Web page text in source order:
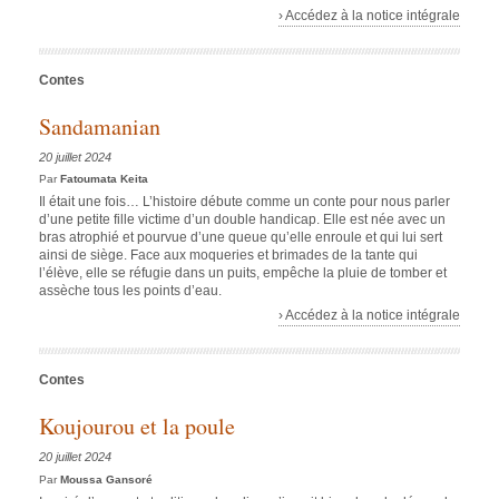
› Accédez à la notice intégrale
Contes
Sandamanian
20 juillet 2024
ParFatoumata Keita
Il était une fois… L’histoire débute comme un conte pour nous parler
d’une petite fille victime d’un double handicap. Elle est née avec un
bras atrophié et pourvue d’une queue qu’elle enroule et qui lui sert
ainsi de siège. Face aux moqueries et brimades de la tante qui
l’élève, elle se réfugie dans un puits, empêche la pluie de tomber et
assèche tous les points d’eau.
› Accédez à la notice intégrale
Contes
Koujourou et la poule
20 juillet 2024
ParMoussa Gansoré